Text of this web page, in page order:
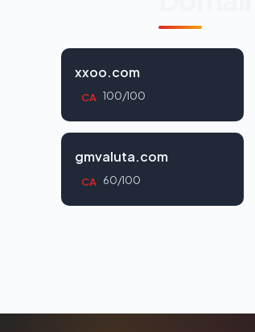
xxoo.com
CA 100/100
gmvaluta.com
CA 60/100